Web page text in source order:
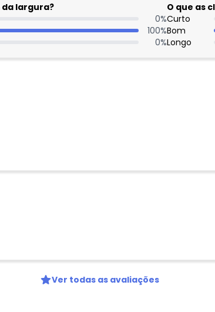
largura?
0%
100%
0%
O que as
Curto
Bom
Longo
Ver todas as avaliações